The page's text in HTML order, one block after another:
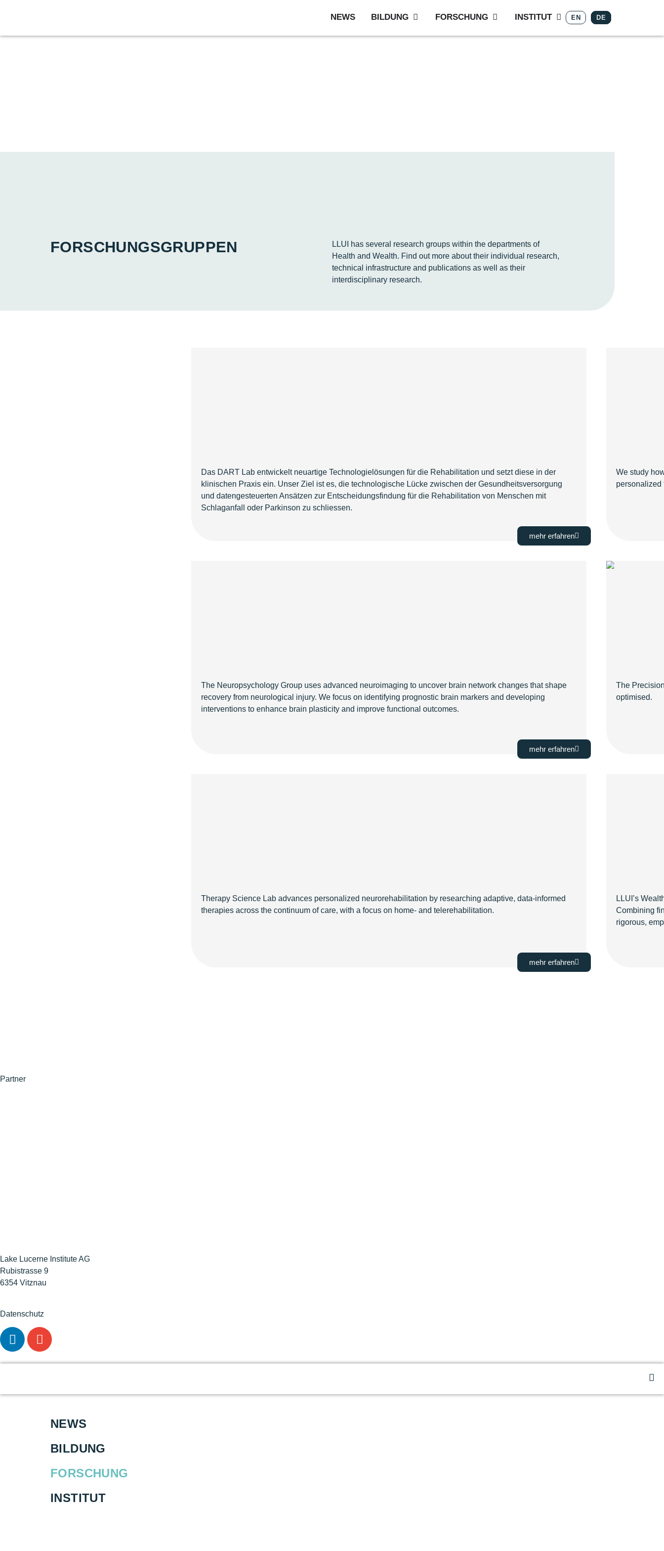
NEWS BILDUNG FORSCHUNG INSTITUT EN DE
FORSCHUNGS­­­­GRUPPEN
LLUI has several research groups within the departments of
Health and Wealth. Find out more about their individual research,
technical infrastructure and publications as well as their
interdisciplinary research.
Das DART Lab entwickelt neuartige Technologielösungen für die Rehabilitation und setzt diese in der
klinischen Praxis ein. Unser Ziel ist es, die technologische Lücke zwischen der Gesundheitsversorgung
und datengesteuerten Ansätzen zur Entscheidungsfindung für die Rehabilitation von Menschen mit
Schlaganfall oder Parkinson zu schliessen.
mehr erfahren
We study
personalized
The Neuropsychology Group uses advanced neuroimaging to uncover brain network changes that shape
recovery from neurological injury. We focus on identifying prognostic brain markers and developing
interventions to enhance brain plasticity and improve functional outcomes.
mehr erfahren
The
optimised.
Therapy Science Lab advances personalized neurorehabilitation by researching adaptive, data-informed
therapies across the continuum of care, with a focus on home- and telerehabilitation.
mehr erfahren
LLUI’s
Combining
rigorous,
Partner
Lake Lucerne Institute AG
Rubistrasse 9
6354 Vitznau
Datenschutz
NEWS
BILDUNG
FORSCHUNG
INSTITUT